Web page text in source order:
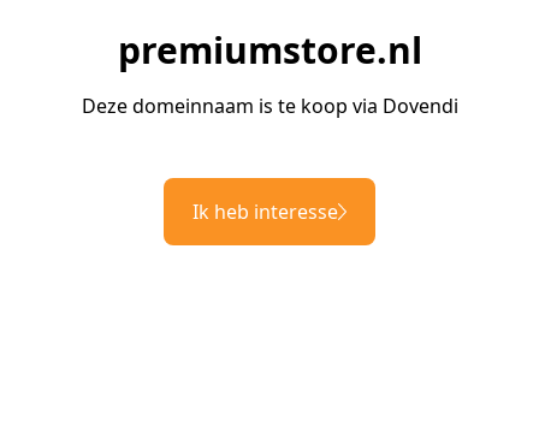
premiumstore.nl
Deze domeinnaam is te koop via Dovendi
Ik heb interesse